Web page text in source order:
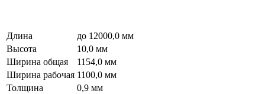
Длина
до 12000,0 мм
Высота
10,0 мм
Ширина общая
1154,0 мм
Ширина рабочая 1100,0 мм
Толщина
0,9 мм